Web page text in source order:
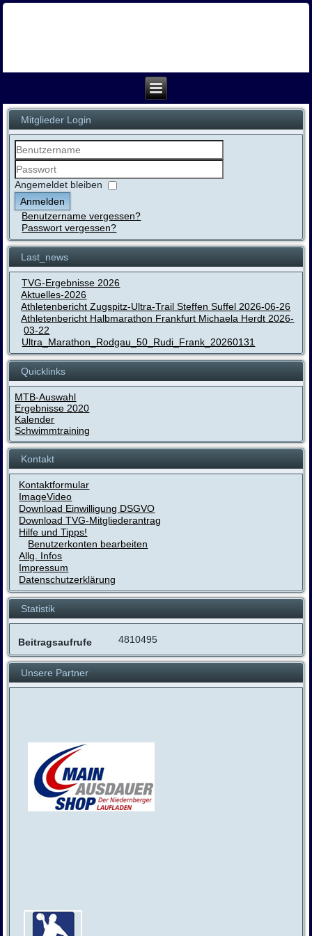
Mitglieder Login
Benutzername
Passwort
Angemeldet bleiben
Anmelden
Benutzername vergessen?
Passwort vergessen?
Last_news
TVG-Ergebnisse 2026
Aktuelles-2026
Athletenbericht Zugspitz-Ultra-Trail Steffen Suffel 2026-06-26
Athletenbericht Halbmarathon Frankfurt Michaela Herdt 2026-
03-22
Ultra_Marathon_Rodgau_50_Rudi_Frank_20260131
Quicklinks
MTB-Auswahl
Ergebnisse 2020
Kalender
Schwimmtraining
Kontakt
Kontaktformular
ImageVideo
Download Einwilligung DSGVO
Download TVG-Mitgliederantrag
Hilfe und Tipps!
Benutzerkonten bearbeiten
Allg. Infos
Impressum
Datenschutzerklärung
Statistik
Beitragsaufrufe 4810495
Unsere Partner